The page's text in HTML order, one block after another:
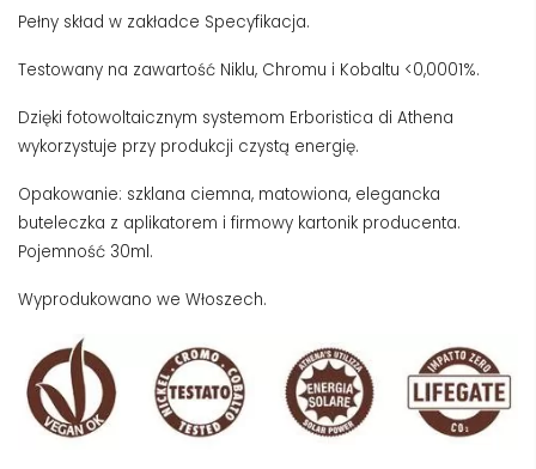
Pełny skład w zakładce Specyfikacja.
Testowany na zawartość Niklu, Chromu i Kobaltu <0,0001%.
Dzięki fotowoltaicznym systemom Erboristica di Athena
wykorzystuje przy produkcji czystą energię.
Opakowanie: szklana ciemna, matowiona, elegancka
buteleczka z aplikatorem i firmowy kartonik producenta.
Pojemność 30ml.
Wyprodukowano we Włoszech.